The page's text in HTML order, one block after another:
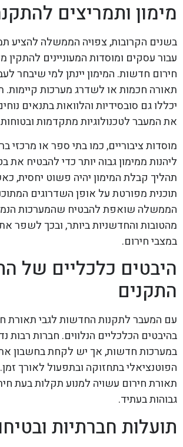
מימון ותמריצים
בשנים הקרובות, צפויה הממשלה להציע
עבור עסקים ומוסדות המעוניינים להתקין
חירום חדשות. המימון יינתן למי שיבחר
תאורה חכמות או לשדרג מערכות קיימות.
יכללו גם סובסידיות והלוואות בתנאים
את המעבר לטכנולוגיות מתקדמות ובטוחות
מוסדות ציבוריים, כמו בתי ספר או מרכזי
ליהנות ממימון גבוה יותר כדי להבטיח את
תהליך קבלת המימון יהיה פשוט יחסית,
תוכנית מפורטת על אופן השדרוגים
הממשלה שואפת להבטיח שהמערכות
מהטובות והחדשניות ביותר, ובכך לשפר
במצבי חירום.
היבטים כלכליים של
התקנים
עם המעבר לתקנות החדשות לגבי תאורת
בהיבטים הכלכליים הנלווים. חברות רבות
במערכות חדשות, אך יש לקחת בחשבון את
הפוטנציאלי בתחזוקה ובתפעול לאורך
תאורת חירום עשויה למנוע תקלות בעת
גבוהות בעתיד.
תועלות חברתיות